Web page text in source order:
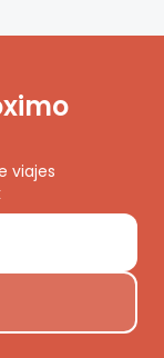
viajes